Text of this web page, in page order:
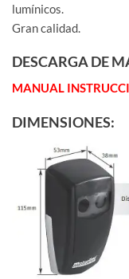
lumínicos.
Gran calidad.
DESCARGA DE
MANUAL
DIMENSIONES: